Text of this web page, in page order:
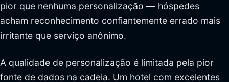
pior que nenhuma personalização — hóspedes
acham reconhecimento confiantemente errado mais
irritante que serviço anônimo.
A qualidade de personalização é limitada pela pior
fonte de dados na cadeia. Um hotel com excelentes